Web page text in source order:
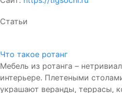
Статьи
Что такое ротанг
Мебель из ротанга –
интерьере. Плетеными
украшают веранды, террасы,